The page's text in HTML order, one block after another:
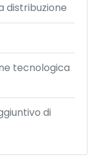
distribuzione
tecnologica
di